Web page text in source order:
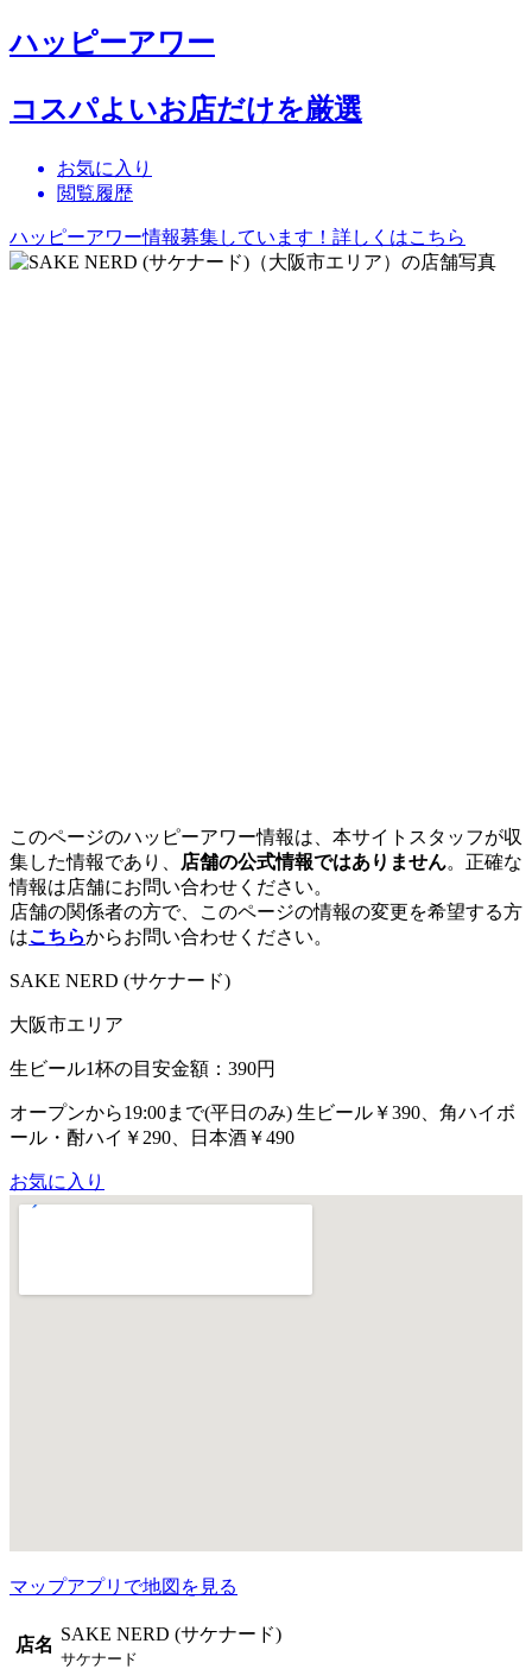
ハッピーアワー
コスパよいお店だけを厳選
お気に入り
閲覧履歴
ハッピーアワー情報募集しています！詳しくはこちら
このページのハッピーアワー情報は、本サイトスタッフが収
集した情報であり、
店舗の公式情報ではありません。正確な
情報は店舗にお問い合わせください。
店舗の関係者の方で、このページの情報の変更を希望する方
はこちらからお問い合わせください。
SAKE NERD (サケナード)
大阪市エリア
生ビール1杯の目安金額：390円
オープンから19:00まで(平日のみ) 生ビール￥390、角ハイボ
ール・酎ハイ￥290、日本酒￥490
お気に入り
マップアプリで地図を見る
店名
SAKE NERD (サケナード)
サケナード